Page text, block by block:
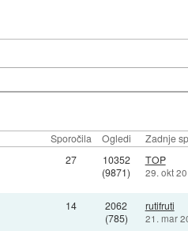
Sporočila Ogledi Zadnje
27
10352
(9871)
TOP
29. okt
14
2062
(785)
rutifruti
21. mar